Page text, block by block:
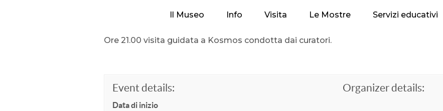
Il Museo Info Visita Le Mostre Servizi educativi
Ore 21.00 visita guidata a Kosmos condotta dai curatori.
Event details:
Data di inizio
Organizer details: